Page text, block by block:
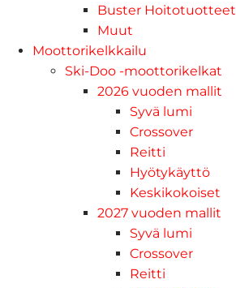
Buster Hoitotuotteet
Muut
Moottorikelkkailu
Ski-Doo -moottorikelkat
2026 vuoden mallit
Syvä lumi
Crossover
Reitti
Hyötykäyttö
Keskikokoiset
2027 vuoden mallit
Syvä lumi
Crossover
Reitti